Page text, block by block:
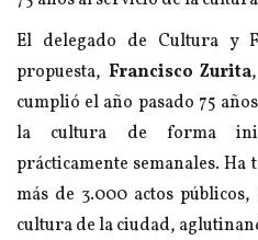
El delegado de Cultura y
propuesta, Francisco Zurita
cumplió el año pasado 75
la cultura de forma
prácticamente semanales.
más de 3.000 actos
cultura de la ciudad,